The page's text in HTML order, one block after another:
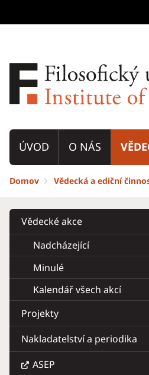
ÚVOD O NÁS
Domov Vědecká a ediční
Vědecké akce
Nadcházející
Minulé
Kalendář všech akcí
Projekty
Nakladatelství a periodika
ASEP